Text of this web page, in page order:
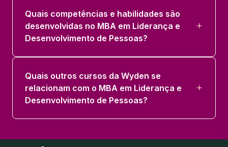
Quais competências e habilidades são
desenvolvidas no MBA em Liderança e
Desenvolvimento de Pessoas?
Quais outros cursos da Wyden se
relacionam com o MBA em Liderança e
Desenvolvimento de Pessoas?